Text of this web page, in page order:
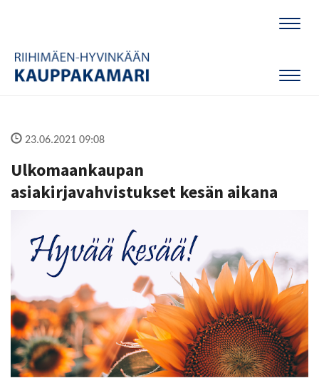
23.06.2021 09:08
Ulkomaankaupan
asiakirjavahvistukset kesän aikana